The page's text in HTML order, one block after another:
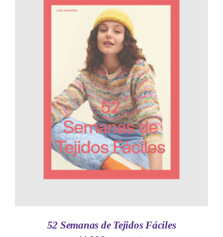
AÑADIR AL CARRITO
/
DETALLES
52 Semanas de Tejidos Fáciles